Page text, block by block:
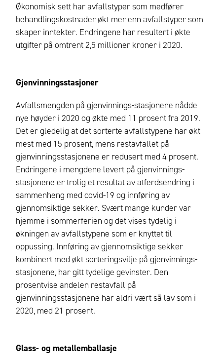
Økonomisk sett har avfallstyper som medfører
behandlingskostnader økt mer enn avfallstyper som
skaper inntekter. Endringene har resultert i økte
utgifter på omtrent 2,5 millioner kroner i 2020.
Gjenvinningsstasjoner
Avfallsmengden på gjenvinnings-stasjonene nådde
nye høyder i 2020 og økte med 11 prosent fra 2019.
Det er gledelig at det sorterte avfallstypene har økt
mest med 15 prosent, mens restavfallet på
gjenvinningsstasjonene er redusert med 4 prosent.
Endringene i mengdene levert på gjenvinnings-
stasjonene er trolig et resultat av atferdsendring i
sammenheng med covid-19 og innføring av
gjennomsiktige sekker. Svært mange kunder var
hjemme i sommerferien og det vises tydelig i
økningen av avfallstypene som er knyttet til
oppussing. Innføring av gjennomsiktige sekker
kombinert med økt sorteringsvilje på gjenvinnings-
stasjonene, har gitt tydelige gevinster. Den
prosentvise andelen restavfall på
gjenvinningsstasjonene har aldri vært så lav som i
2020, med 21 prosent.
Glass- og metallemballasje